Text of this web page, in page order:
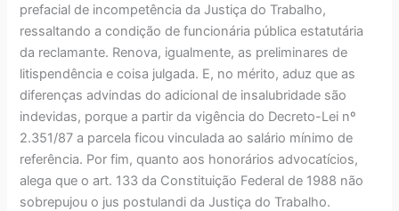
prefacial de incompetência da Justiça do Trabalho,
ressaltando a condição de funcionária pública estatutária
da reclamante. Renova, igualmente, as preliminares de
litispendência e coisa julgada. E, no mérito, aduz que as
diferenças advindas do adicional de insalubridade são
indevidas, porque a partir da vigência do Decreto-Lei nº
2.351/87 a parcela ficou vinculada ao salário mínimo de
referência. Por fim, quanto aos honorários advocatícios,
alega que o art. 133 da Constituição Federal de 1988 não
sobrepujou o jus postulandi da Justiça do Trabalho.